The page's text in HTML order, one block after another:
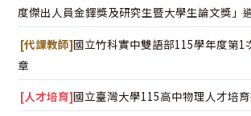
度傑出人員金鐸獎及研究生暨大學生論文獎」
[代課教師]國立竹科實中雙語部115學年度第1
章
[人才培育]國立臺灣大學115高中物理人才培